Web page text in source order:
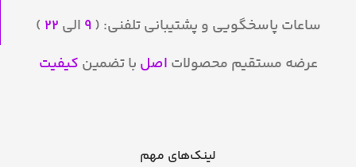
ساعات پاسخگویی و پشتیبانی تلفنی: ( ۹ الی ۲۲ )
عرضه مستقیم محصولات اصل با تضمین کیفیت
لینک‌های مهم